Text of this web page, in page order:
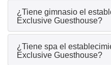
¿Tiene gimnasio el
Exclusive Guesthouse?
¿Tiene spa el
Exclusive Guesthouse?